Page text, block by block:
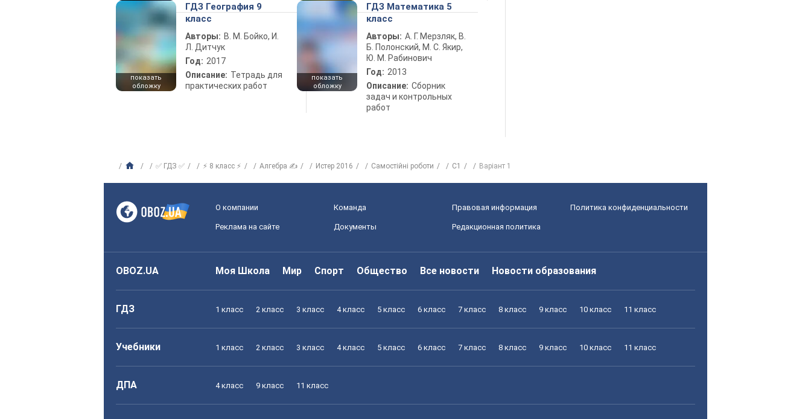
показать
обложку
ГДЗ География 9
класс
Авторы: В. М. Бойко, И.
Л. Дитчук
Год: 2017
Описание: Тетрадь для
практических работ
показать
обложку
ГДЗ Математика 5
класс
Авторы: А. Г. Мерзляк, В.
Б. Полонский, М. С. Якир,
Ю. М. Рабинович
Год: 2013
Описание: Сборник
задач и контрольных
работ
✅ ГДЗ ✅ ⚡ 8 класс ⚡ Алгебра ✍ Истер 2016 Самостійні роботи С1 Варіант 1
О компании Команда Правовая информация Политика конфиденциальности
Реклама на сайте Документы Редакционная политика
OBOZ.UA Моя Школа Мир Спорт Общество Все новости Новости образования
ГДЗ 1 класс 2 класс 3 класс 4 класс 5 класс 6 класс 7 класс 8 класс 9 класс 10 класс 11 класс
Учебники 1 класс 2 класс 3 класс 4 класс 5 класс 6 класс 7 класс 8 класс 9 класс 10 класс 11 класс
ДПА 4 класс 9 класс 11 класс